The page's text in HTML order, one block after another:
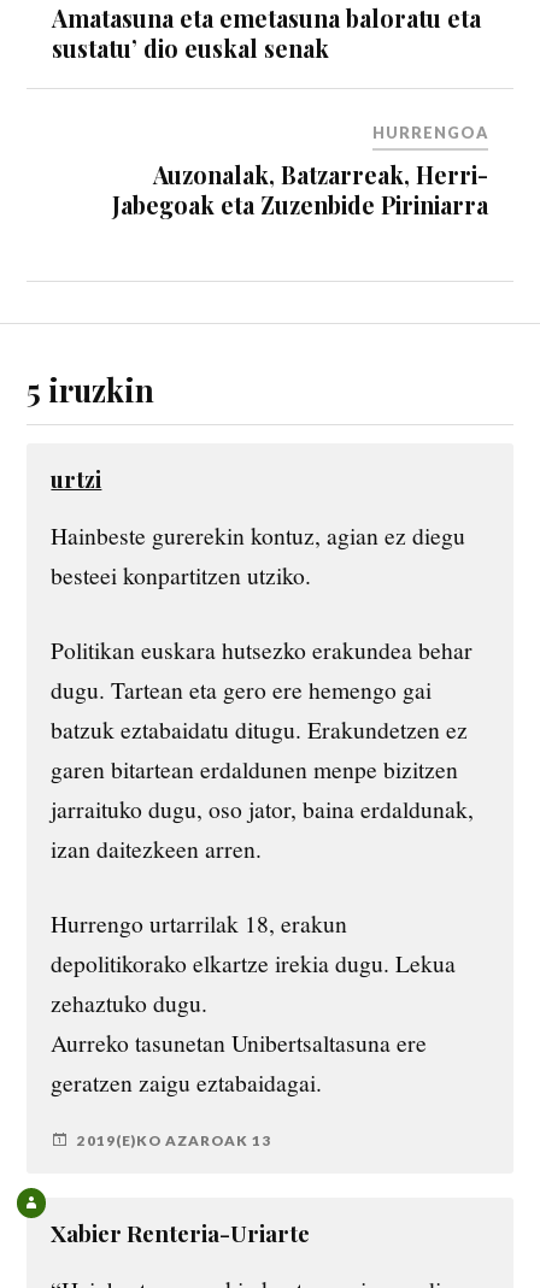
Amatasuna eta emetasuna baloratu eta
sustatu’ dio euskal senak
HURRENGOA
Auzonalak, Batzarreak, Herri-
Jabegoak eta Zuzenbide Piriniarra
5 iruzkin
urtzi
Hainbeste gurerekin kontuz, agian ez diegu
besteei konpartitzen utziko.
Politikan euskara hutsezko erakundea behar
dugu. Tartean eta gero ere hemengo gai
batzuk eztabaidatu ditugu. Erakundetzen ez
garen bitartean erdaldunen menpe bizitzen
jarraituko dugu, oso jator, baina erdaldunak,
izan daitezkeen arren.
Hurrengo urtarrilak 18, erakun
depolitikorako elkartze irekia dugu. Lekua
zehaztuko dugu.
Aurreko tasunetan Unibertsaltasuna ere
geratzen zaigu eztabaidagai.
2019(E)KO AZAROAK 13
Xabier Renteria-Uriarte